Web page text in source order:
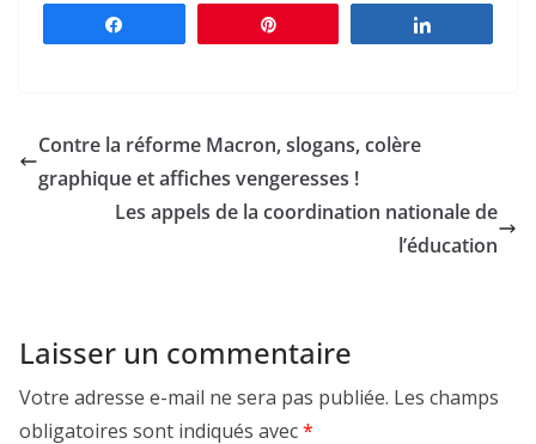
Contre la réforme Macron, slogans, colère
graphique et affiches vengeresses !
Les appels de la coordination nationale de
l’éducation
Laisser un commentaire
Votre adresse e-mail ne sera pas publiée. Les champs
obligatoires sont indiqués avec*